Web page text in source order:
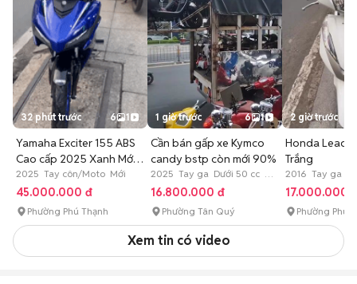
32 phút trước 6 1
Yamaha Exciter 155 ABS
Cao cấp 2025 Xanh Mới
99%
2025 Tay côn/Moto Mới
45.000.000 đ
Phường Phú Thạnh
1 giờ trước 6 1
Cần bán gấp xe Kymco
candy bstp còn mới 90%
2025 Tay ga Dưới 50 cc Đã
sử dụng
16.800.000 đ
Phường Tân Quý
2 giờ trước
Honda Lead
Trắng
2016 Tay ga
17.000.000
Phường Phú
Xem tin có video